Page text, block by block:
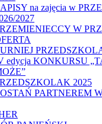
na zajęcia w
2027
W
edycja KONKURSU
2025
PARTNEREM